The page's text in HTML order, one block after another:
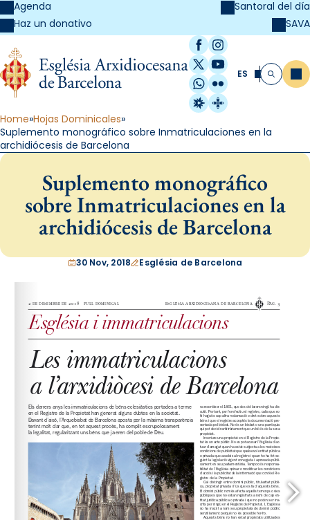
Agenda
Haz un donativo
Santoral del día
SAVA
Facebook
Instagram
X / Twitter
YouTube
WhatsApp
Flickr
Radio Estel
Catalunya
ES Buscar
Home Hojas Dominicales
Suplemento monográfico sobre Inmatriculaciones en la
archidiócesis de Barcelona
Suplemento monográfico
sobre Inmatriculaciones en la
archidiócesis de Barcelona
30 Nov, 2018 Església de Barcelona